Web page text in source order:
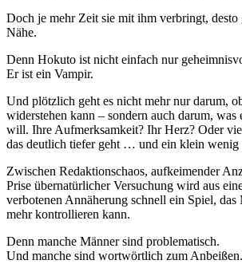
Doch je mehr Zeit sie mit ihm verbringt,
Nähe.
Denn Hokuto ist nicht einfach nur
Er ist ein Vampir.
Und plötzlich geht es nicht mehr nur darum,
widerstehen kann – sondern auch darum,
will. Ihre Aufmerksamkeit? Ihr Herz? Oder
das deutlich tiefer geht … und ein klein wenig
Zwischen Redaktionschaos, aufkeimender
Prise übernatürlicher Versuchung wird aus
verbotenen Annäherung schnell ein Spiel,
mehr kontrollieren kann.
Denn manche Männer sind problematisch.
Und manche sind wortwörtlich zum Anbeißen.